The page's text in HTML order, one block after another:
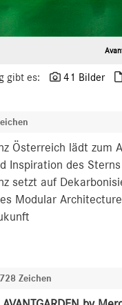
gibt es: 41 Bilder
Österreich lädt zum
Inspiration des
setzt auf
Modular
Zeichen